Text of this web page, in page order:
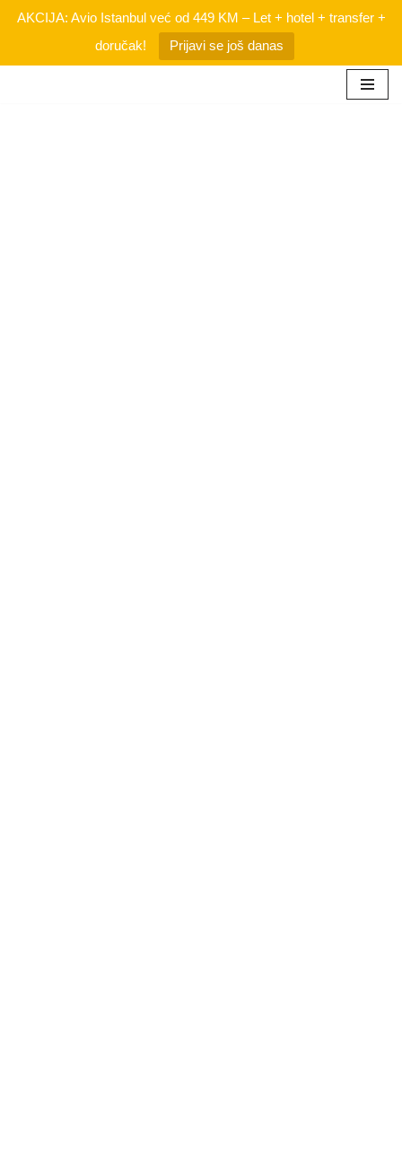
AKCIJA: Avio Istanbul već od 449 KM – Let + hotel + transfer +
doručak!
Prijavi se još danas